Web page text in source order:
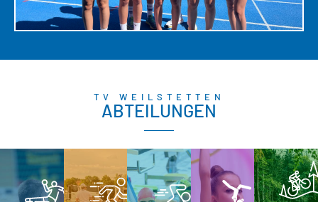
TV WEILSTETTEN
ABTEILUNGEN